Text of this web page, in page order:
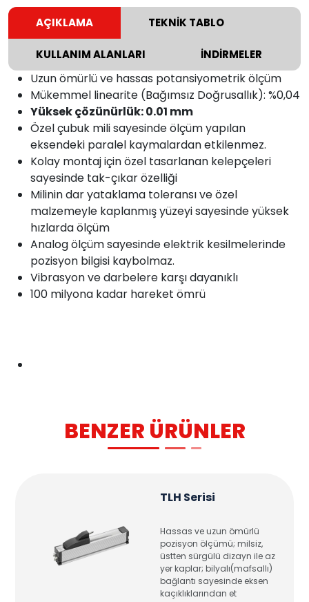
AÇIKLAMA TEKNİK TABLO
KULLANIM ALANLARI İNDİRMELER
Uzun ömürlü ve hassas potansiyometrik ölçüm
Mükemmel linearite (Bağımsız Doğrusallık): %0,04
Yüksek çözünürlük: 0.01 mm
Özel çubuk mili sayesinde ölçüm yapılan
eksendeki paralel kaymalardan etkilenmez.
Kolay montaj için özel tasarlanan kelepçeleri
sayesinde tak-çıkar özelliği
Milinin dar yataklama toleransı ve özel
malzemeyle kaplanmış yüzeyi sayesinde yüksek
hızlarda ölçüm
Analog ölçüm sayesinde elektrik kesilmelerinde
pozisyon bilgisi kaybolmaz.
Vibrasyon ve darbelere karşı dayanıklı
100 milyona kadar hareket ömrü
BENZER ÜRÜNLER
TLH Serisi
Hassas ve uzun ömürlü
pozisyon ölçümü; milsiz,
üstten sürgülü dizayn ile az
yer kaplar; bilyalı(mafsallı)
bağlantı sayesinde eksen
kaçıklıklarından et